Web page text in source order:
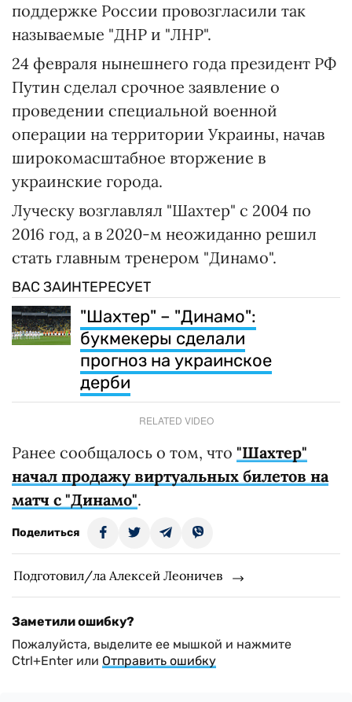
поддержке России провозгласили так
называемые "ДНР и "ЛНР".
24 февраля нынешнего года президент РФ
Путин сделал срочное заявление о
проведении специальной военной
операции на территории Украины, начав
широкомасштабное вторжение в
украинские города.
Луческу возглавлял "Шахтер" с 2004 по
2016 год, а в 2020-м неожиданно решил
стать главным тренером "Динамо".
ВАС ЗАИНТЕРЕСУЕТ
"Шахтер" – "Динамо":
букмекеры сделали
прогноз на украинское
дерби
RELATED VIDEO
Ранее сообщалось о том, что "Шахтер"
начал продажу виртуальных билетов на
матч с "Динамо".
Поделиться
Подготовил/ла Алексей Леоничев
Заметили ошибку?
Пожалуйста, выделите ее мышкой и нажмите
Ctrl+Enter или Отправить ошибку